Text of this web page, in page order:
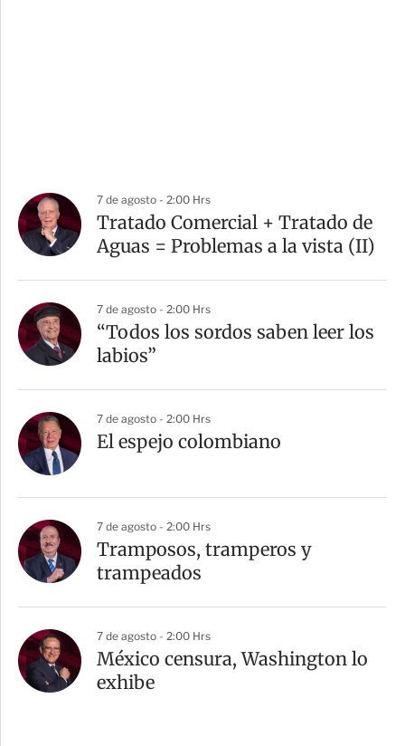
7 de agosto - 2:00 Hrs
Tratado Comercial + Tratado de
Aguas = Problemas a la vista (II)
7 de agosto - 2:00 Hrs
“Todos los sordos saben leer los
labios”
7 de agosto - 2:00 Hrs
El espejo colombiano
7 de agosto - 2:00 Hrs
Tramposos, tramperos y
trampeados
7 de agosto - 2:00 Hrs
México censura, Washington lo
exhibe